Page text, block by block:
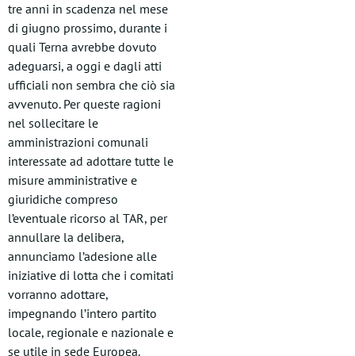
tre anni in scadenza nel mese
di giugno prossimo, durante i
quali Terna avrebbe dovuto
adeguarsi, a oggi e dagli atti
ufficiali non sembra che ciò sia
avvenuto. Per queste ragioni
nel sollecitare le
amministrazioni comunali
interessate ad adottare tutte le
misure amministrative e
giuridiche compreso
l’eventuale ricorso al TAR, per
annullare la delibera,
annunciamo l’adesione alle
iniziative di lotta che i comitati
vorranno adottare,
impegnando l’intero partito
locale, regionale e nazionale e
se utile in sede Europea.